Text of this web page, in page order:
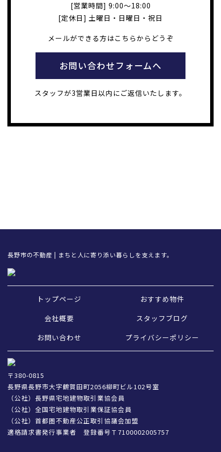
[営業時間] 9:00～18:00
[定休日] 土曜日・日曜日・祝日
メールができる方はこちらからどうぞ
お問い合わせフォームへ
スタッフが3営業日以内にご返信いたします。
長野市の不動産 | まちと人に寄り添い暮らしを支えます。
トップページ
おすすめ物件
会社概要
スタッフブログ
お問い合わせ
プライバシーポリシー
〒380-0815
長野県長野市大字鶴賀田町2056柳町ビル102号室
（公社）長野県宅地建物取引業協会員
（公社）全国宅地建物取引業保証協会員
（公社）首都圏不動産公正取引協議会加盟
適格請求書発行事業者 登録番号Ｔ7100002005757